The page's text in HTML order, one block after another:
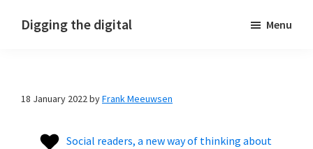
Digging the digital Menu
18 January 2022byFrank Meeuwsen
Social readers, a new way of thinking about